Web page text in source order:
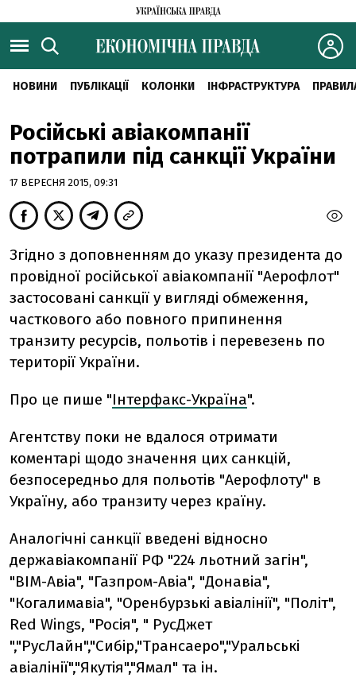
НОВИНИ ПУБЛІКАЦІЇ КОЛОНКИ ІНФРАСТРУКТУРА
Російські авіакомпанії
потрапили під санкції України
17 ВЕРЕСНЯ 2015, 09:31
Згідно з доповненням до указу президента до
провідної російської авіакомпанії "Аерофлот"
застосовані санкції у вигляді обмеження,
часткового або повного припинення
транзиту ресурсів, польотів і перевезень по
території України.
Про це пише "Інтерфакс-Україна".
Агентству поки не вдалося отримати
коментарі щодо значення цих санкцій,
безпосередньо для польотів "Аерофлоту" в
Україну, або транзиту через країну.
Аналогічні санкції введені відносно
державіакомпанії РФ "224 льотний загін",
"ВІМ-Авіа", "Газпром-Авіа", "Донавіа",
"Когалимавіа", "Оренбурзькі авіалінії", "Політ",
Red Wings, "Росія", " РусДжет
","РусЛайн","Сибір,"Трансаеро","Уральські
авіалінії","Якутія","Ямал" та ін.